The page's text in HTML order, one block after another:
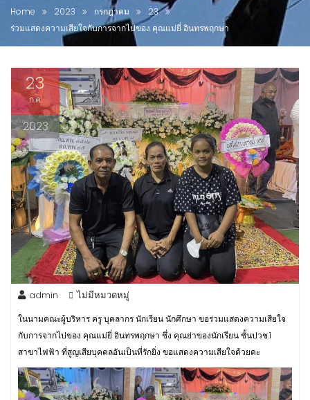
Home 2023 กรกฎาคม
23
ร่วมแสดงความเสียใจกับการจากไปของ คุณแม่ยี่ อินทรพฤกษา
23
ก.ค.
2023
admin ไม่มีหมวดหมู่
ในนามคณะผู้บริหาร ครู บุคลากร นักเรียน นักศึกษา ขอร่วมแสดงความเสียใจ
กับการจากไปของ คุณแม่ยี่ อินทรพฤกษา ชึ่ง คุณย่าของนักเรียน ชั้นปวช.1
สาขาไฟฟ้า ที่สูญเสียบุคคลอันเป็นที่รักยิ่ง ขอแสดงความเสียใจด้วยคะ